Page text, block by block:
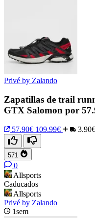
Privé by Zalando
Zapatillas de trail
GTX Salomon por
57.90€ 109.99€ 3.90€
571
0
Allsports
Caducados
Allsports
Privé by Zalando
1sem